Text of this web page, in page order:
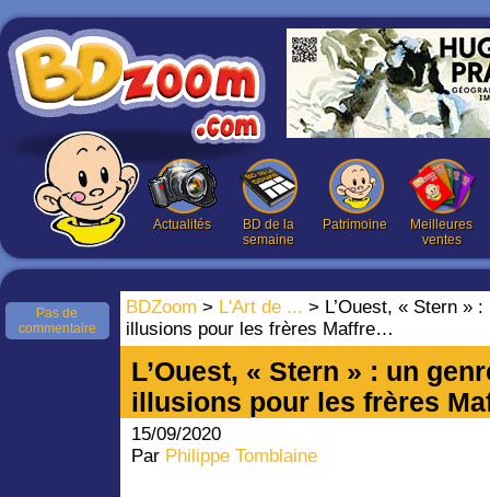
Actualités
BD de la
semaine
Patrimoine
Meilleures
ventes
BDZoom > L'Art de ... > L’Ouest, « Stern »
illusions pour les frères Maffre…
Pas de
commentaire
L’Ouest, « Stern » : un
illusions pour les frères
15/09/2020
Par Philippe Tomblaine